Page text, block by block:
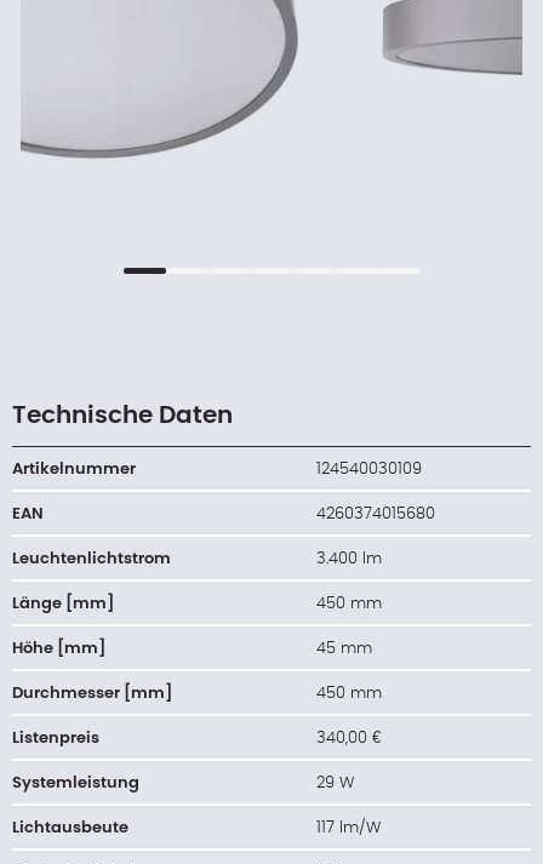
Technische Daten
Artikelnummer 124540030109
EAN 4260374015680
Leuchtenlichtstrom 3.400 lm
Länge [mm] 450 mm
Höhe [mm] 45 mm
Durchmesser [mm] 450 mm
Listenpreis 340,00 €
Systemleistung 29 W
Lichtausbeute 117 lm/W